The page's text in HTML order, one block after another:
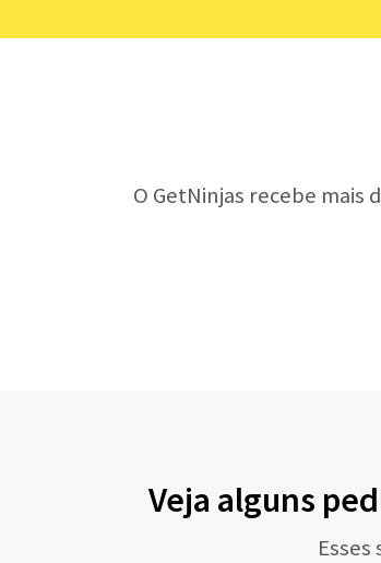
O GetNinjas recebe mais
Veja alguns